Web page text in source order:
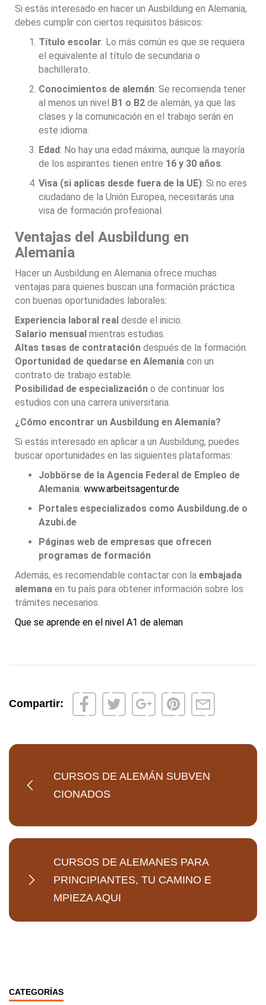
Si estás interesado en hacer un Ausbildung en Alemania,
debes cumplir con ciertos requisitos básicos:
Título escolar: Lo más común es que se requiera
el equivalente al título de secundaria o
bachillerato.
Conocimientos de alemán: Se recomienda tener
al menos un nivel B1 o B2 de alemán, ya que las
clases y la comunicación en el trabajo serán en
este idioma.
Edad: No hay una edad máxima, aunque la mayoría
de los aspirantes tienen entre 16 y 30 años.
Visa (si aplicas desde fuera de la UE): Si no eres
ciudadano de la Unión Europea, necesitarás una
visa de formación profesional.
Ventajas del Ausbildung en
Alemania
Hacer un Ausbildung en Alemania ofrece muchas
ventajas para quienes buscan una formación práctica
con buenas oportunidades laborales:
Experiencia laboral real desde el inicio.
Salario mensual mientras estudias.
Altas tasas de contratación después de la formación.
Oportunidad de quedarse en Alemania con un
contrato de trabajo estable.
Posibilidad de especialización o de continuar los
estudios con una carrera universitaria.
¿Cómo encontrar un Ausbildung en Alemania?
Si estás interesado en aplicar a un Ausbildung, puedes
buscar oportunidades en las siguientes plataformas:
Jobbörse de la Agencia Federal de Empleo de
Alemania: www.arbeitsagentur.de
Portales especializados como Ausbildung.de o
Azubi.de
Páginas web de empresas que ofrecen
programas de formación
Además, es recomendable contactar con la embajada
alemana en tu país para obtener información sobre los
trámites necesarios.
Que se aprende en el nivel A1 de aleman
Compartir:
CURSOS DE ALEMÁN SUBVEN
CIONADOS
CURSOS DE ALEMANES PARA
PRINCIPIANTES, TU CAMINO E
MPIEZA AQUI
CATEGORÍAS